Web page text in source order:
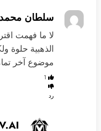
سلطان محمد
الذهبية
موضوع آخر
1
رد